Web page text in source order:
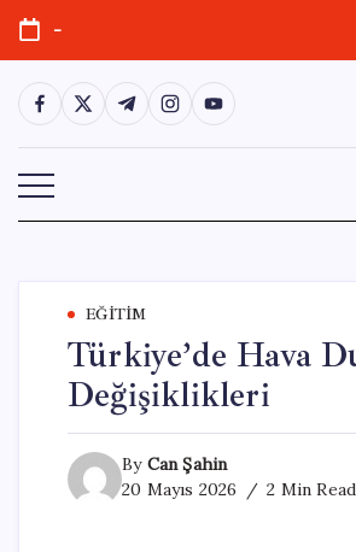
Skip
content
-
https://www.facebook.com/
https://twitter.com/
https://t.me/
https://https://
EĞITIM
Türkiye’de Hava
Değişiklikleri
By Can Şahin
20 Mayıs 2026
2 Min Read